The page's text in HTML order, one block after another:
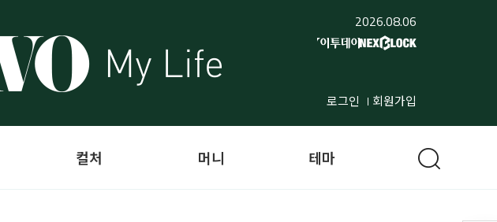
2026.08.06
로그인 회원가입
컬처 머니 테마